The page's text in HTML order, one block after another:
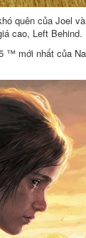
quên của Joel
cao, Left Behind.
mới nhất của